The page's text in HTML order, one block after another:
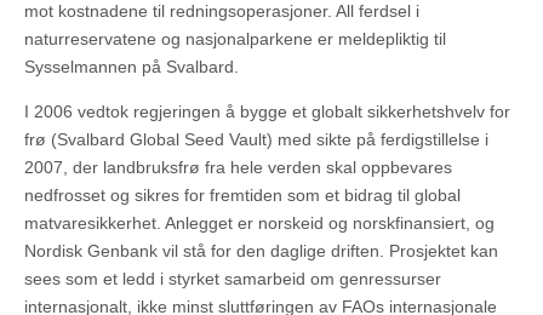
mot kostnadene til redningsoperasjoner. All ferdsel i
naturreservatene og nasjonalparkene er meldepliktig til
Sysselmannen på Svalbard.
I 2006 vedtok regjeringen å bygge et globalt sikkerhetshvelv for
frø (Svalbard Global Seed Vault) med sikte på ferdigstillelse i
2007, der landbruksfrø fra hele verden skal oppbevares
nedfrosset og sikres for fremtiden som et bidrag til global
matvaresikkerhet. Anlegget er norskeid og norskfinansiert, og
Nordisk Genbank vil stå for den daglige driften. Prosjektet kan
sees som et ledd i styrket samarbeid om genressurser
internasjonalt, ikke minst sluttføringen av FAOs internasjonale